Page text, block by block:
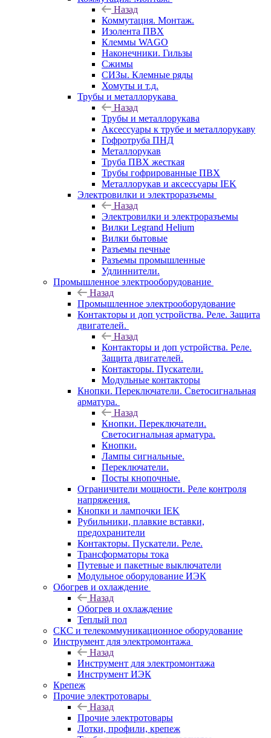
Назад
Коммутация. Монтаж.
Изолента ПВХ
Клеммы WAGO
Наконечники. Гильзы
Сжимы
СИЗы. Клемные ряды
Хомуты и т.д.
Трубы и металлорукава
Назад
Трубы и металлорукава
Аксессуары к трубе и металлорукаву
Гофротруба ПНД
Металлорукав
Труба ПВХ жесткая
Трубы гофрированные ПВХ
Металлорукав и аксессуары IEK
Электровилки и электроразъемы
Назад
Электровилки и электроразъемы
Вилки Legrand Helium
Вилки бытовые
Разъемы печные
Разъемы промышленные
Удлиннители.
Промышленное электрооборудование
Назад
Промышленное электрооборудование
Контакторы и доп устройства. Реле. Защита
двигателей.
Назад
Контакторы и доп устройства. Реле.
Защита двигателей.
Контакторы. Пускатели.
Модульные контакторы
Кнопки. Переключатели. Светосигнальная
арматура.
Назад
Кнопки. Переключатели.
Светосигнальная арматура.
Кнопки.
Лампы сигнальные.
Переключатели.
Посты кнопочные.
Ограничители мощности. Реле контроля
напряжения.
Кнопки и лампочки IEK
Рубильники, плавкие вставки,
предохранители
Контакторы. Пускатели. Реле.
Трансформаторы тока
Путевые и пакетные выключатели
Модульное оборудование ИЭК
Обогрев и охлаждение
Назад
Обогрев и охлаждение
Теплый пол
СКС и телекоммуникационное оборудование
Инструмент для электромонтажа
Назад
Инструмент для электромонтажа
Инструмент ИЭК
Крепеж
Прочие электротовары
Назад
Прочие электротовары
Лотки, профили, крепеж